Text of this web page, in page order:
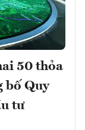
50 thỏa
bố Quy
tư